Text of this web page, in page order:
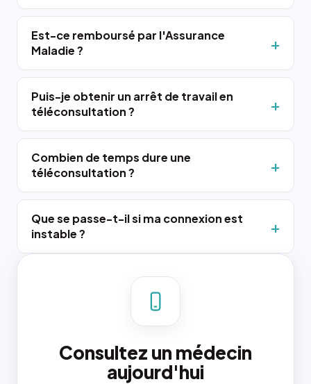
Est-ce remboursé par l'Assurance
Maladie ?
Puis-je obtenir un arrêt de travail en
téléconsultation ?
Combien de temps dure une
téléconsultation ?
Que se passe-t-il si ma connexion est
instable ?
Consultez un médecin
aujourd'hui